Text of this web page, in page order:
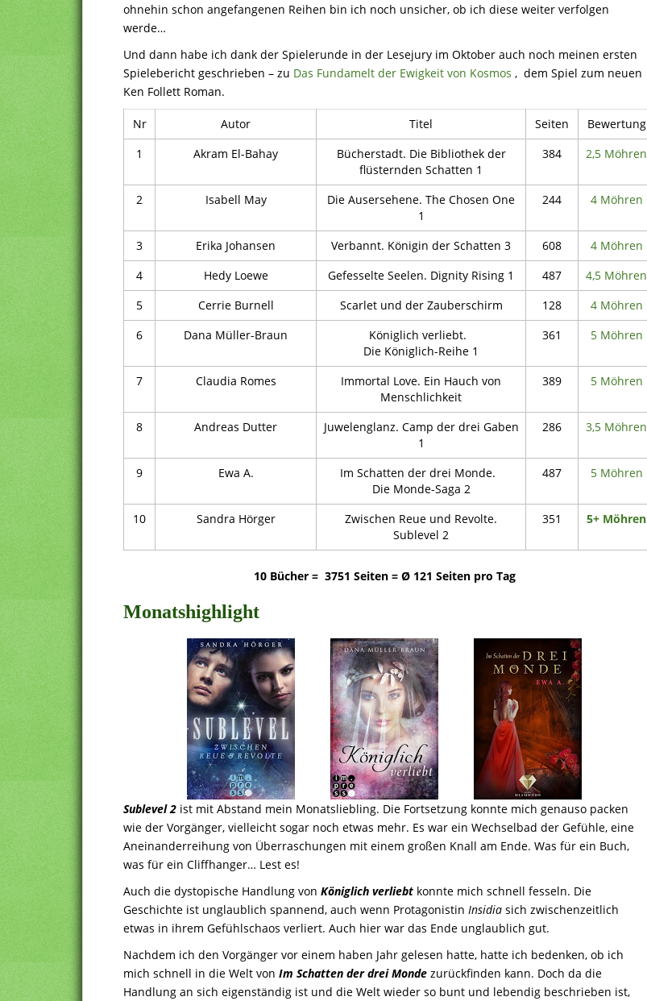
ohnehin schon angefangenen Reihen bin ich noch unsicher, ob ich diese weiter verfolgen
werde…
Und dann habe ich dank der Spielerunde in der Lesejury im Oktober auch noch meinen ersten
Spielebericht geschrieben – zu Das Fundamelt der Ewigkeit von Kosmos , dem Spiel zum neuen
Ken Follett Roman.
Nr Autor Titel Seiten
Bewertung
1
Akram El-Bahay
Bücherstadt. Die Bibliothek der
flüsternden Schatten 1
384 2,5 Möhren
2 Isabell May
Die Ausersehene. The Chosen One
1
244 4 Möhren
3 Erika Johansen Verbannt. Königin der Schatten 3 608
4 Möhren
4
Hedy Loewe Gefesselte Seelen. Dignity Rising 1 487
4,5 Möhren
5
Cerrie Burnell Scarlet und der Zauberschirm 128
4 Möhren
6
Dana Müller-Braun
Königlich verliebt.
Die Königlich-Reihe 1
361 5 Möhren
7 Claudia Romes
Immortal Love. Ein Hauch von
Menschlichkeit
389 5 Möhren
8 Andreas Dutter
Juwelenglanz. Camp der drei Gaben
1
286 3,5 Möhren
9 Ewa A.
Im Schatten der drei Monde.
Die Monde-Saga 2
487 5 Möhren
10 Sandra Hörger
Zwischen Reue und Revolte.
Sublevel 2
351 5+ Möhren
10 Bücher = 3751 Seiten = Ø 121 Seiten pro Tag
Monatshighlight
Sublevel 2 ist mit Abstand mein Monatsliebling. Die Fortsetzung konnte mich genauso packen
wie der Vorgänger, vielleicht sogar noch etwas mehr. Es war ein Wechselbad der Gefühle, eine
Aneinanderreihung von Überraschungen mit einem großen Knall am Ende. Was für ein Buch,
was für ein Cliffhanger… Lest es!
Auch die dystopische Handlung von Königlich verliebt konnte mich schnell fesseln. Die
Geschichte ist unglaublich spannend, auch wenn Protagonistin Insidia sich zwischenzeitlich
etwas in ihrem Gefühlschaos verliert. Auch hier war das Ende unglaublich gut.
Nachdem ich den Vorgänger vor einem haben Jahr gelesen hatte, hatte ich bedenken, ob ich
mich schnell in die Welt von Im Schatten der drei Monde zurückfinden kann. Doch da die
Handlung an sich eigenständig ist und die Welt wieder so bunt und lebendig beschrieben ist,